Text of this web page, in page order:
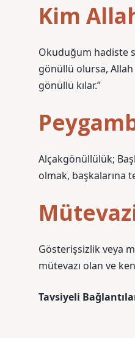
Kim
Okuduğum hadiste
gönüllü olursa,
gönüllü kılar.”
Alçakgönüllülük;
olmak, başkalarına
Gösterişsizlik veya
mütevazı olan ve
Tavsiyeli